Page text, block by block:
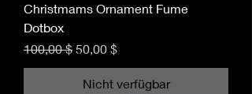
Christmams Ornament Fume
Dotbox
Standardpreis
100,00 $ Sale-Preis
50,00 $
Nicht verfügbar